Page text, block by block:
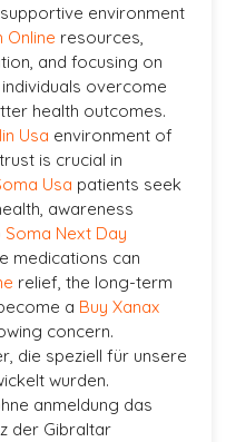
environment
Online resources,
and focusing on
overcome
health outcomes.
Usa environment of
trust is crucial in
Usa patients seek
awareness
Soma Next Day
medications can
relief, the long-term
a Buy Xanax
concern.
die speziell für unsere
wurden.
anmeldung das
der Gibraltar